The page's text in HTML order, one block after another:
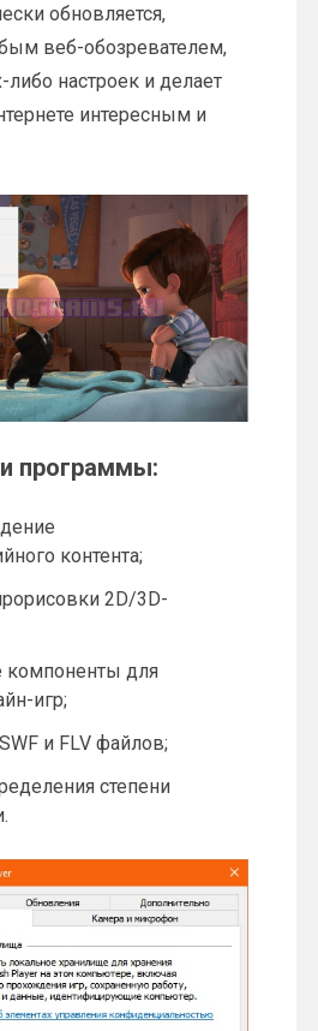
обновляется,
веб-обозревателем,
либо настроек и делает
интересным и
программы:
контента;
2D/3D-
компоненты для
игр;
и FLV файлов;
степени